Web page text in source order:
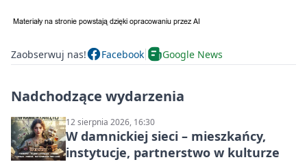
Zaobserwuj nas! Facebook Google News
Nadchodzące wydarzenia
12 sierpnia 2026, 16:30
W damnickiej sieci – mieszkańcy,
instytucje, partnerstwo w kulturze